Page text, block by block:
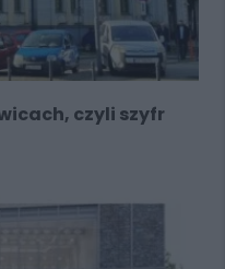
czyli szyfr